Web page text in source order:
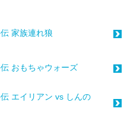
家族連れ狼
おもちゃウォーズ
エイリアン vs しんの